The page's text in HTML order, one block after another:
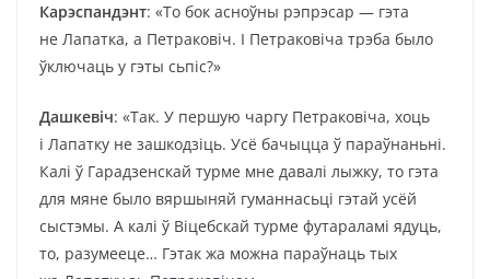
Карэспандэнт: «То бок асноўны рэпрэсар — гэта
не Лапатка, а Петраковіч. І Петраковіча трэба было
ўключаць у гэты сьпіс?»
Дашкевіч: «Так. У першую чаргу Петраковіча, хоць
і Лапатку не зашкодзіць. Усё бачыцца ў параўнаньні.
Калі ў Гарадзенскай турме мне давалі лыжку, то гэта
для мяне было вяршыняй гуманнасьці гэтай усёй
сыстэмы. А калі ў Віцебскай турме футараламі ядуць,
то, разумееце… Гэтак жа можна параўнаць тых